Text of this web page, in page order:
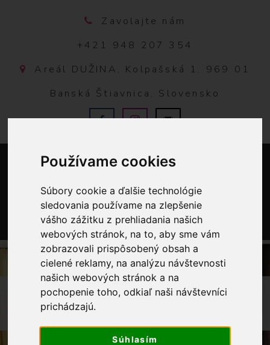
Používame cookies
Súbory cookie a ďalšie technológie
sledovania používame na zlepšenie
vášho zážitku z prehliadania našich
webových stránok, na to, aby sme vám
zobrazovali prispôsobený obsah a
cielené reklamy, na analýzu návštevnosti
našich webových stránok a na
pochopenie toho, odkiaľ naši návštevníci
prichádzajú.
Súhlasím
Zavolajte nám
+421 948 207 354
Areál DUŽINA, Kolpašská 1, 969 01
Banská Štiavnica, Slovensko
OBCHOD
GALANTÉRIA
POLYESTEROVÁ NIŤ 100M, ODTIEŇ